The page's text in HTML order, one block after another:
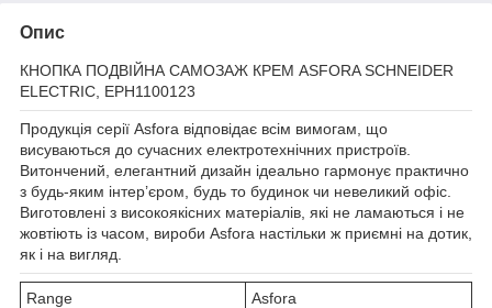
Опис
КНОПКА ПОДВІЙНА САМОЗАЖ КРЕМ ASFORA SCHNEIDER
ELECTRIC, EPH1100123
Продукція серії Asfora відповідає всім вимогам, що
висуваються до сучасних електротехнічних пристроїв.
Витончений, елегантний дизайн ідеально гармонує практично
з будь-яким інтер’єром, будь то будинок чи невеликий офіс.
Виготовлені з високоякісних матеріалів, які не ламаються і не
жовтіють із часом, вироби Asfora настільки ж приємні на дотик,
як і на вигляд.
Range
Asfora